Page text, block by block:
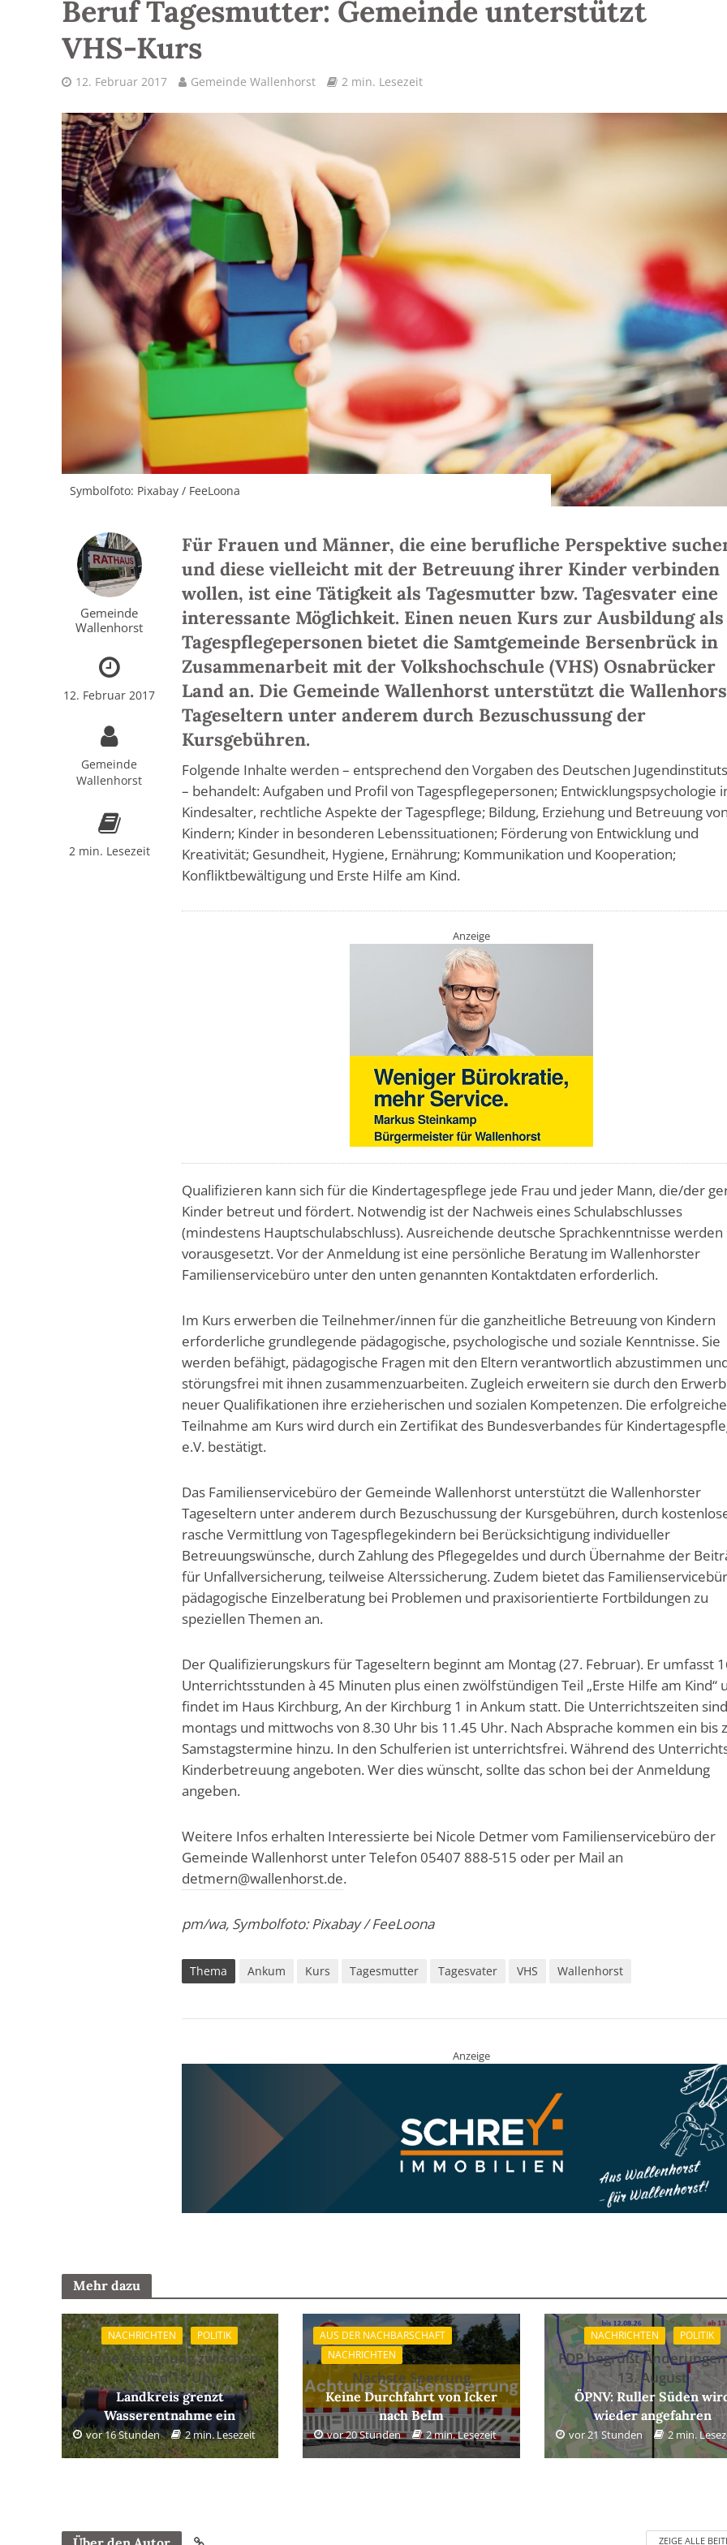
Beruf Tagesmutter: Gemeinde unterstützt
VHS-Kurs
12. Februar 2017 Gemeinde Wallenhorst 2 min. Lesezeit
Symbolfoto: Pixabay / FeeLoona
Gemeinde
Wallenhorst
12. Februar 2017
Gemeinde
Wallenhorst
2 min. Lesezeit
Für Frauen und Männer, die eine berufliche Perspektive
und diese vielleicht mit der Betreuung ihrer Kinder verbinden
wollen, ist eine Tätigkeit als Tagesmutter bzw. Tagesvater eine
interessante Möglichkeit. Einen neuen Kurs zur Ausbildung als
Tagespflegepersonen bietet die Samtgemeinde Bersenbrück in
Zusammenarbeit mit der Volkshochschule (VHS) Osnabrücker
Land an. Die Gemeinde Wallenhorst unterstützt die
Tageseltern unter anderem durch Bezuschussung der
Kursgebühren.
Folgende Inhalte werden – entsprechend den Vorgaben des Deutschen Jugendinstituts
– behandelt: Aufgaben und Profil von Tagespflegepersonen; Entwicklungspsychologie
Kindesalter, rechtliche Aspekte der Tagespflege; Bildung, Erziehung und Betreuung von
Kindern; Kinder in besonderen Lebenssituationen; Förderung von Entwicklung und
Kreativität; Gesundheit, Hygiene, Ernährung; Kommunikation und Kooperation;
Konfliktbewältigung und Erste Hilfe am Kind.
Anzeige
Qualifizieren kann sich für die Kindertagespflege jede Frau und jeder Mann, die/der
Kinder betreut und fördert. Notwendig ist der Nachweis eines Schulabschlusses
(mindestens Hauptschulabschluss). Ausreichende deutsche Sprachkenntnisse werden
vorausgesetzt. Vor der Anmeldung ist eine persönliche Beratung im Wallenhorster
Familienservicebüro unter den unten genannten Kontaktdaten erforderlich.
Im Kurs erwerben die Teilnehmer/innen für die ganzheitliche Betreuung von Kindern
erforderliche grundlegende pädagogische, psychologische und soziale Kenntnisse. Sie
werden befähigt, pädagogische Fragen mit den Eltern verantwortlich abzustimmen
störungsfrei mit ihnen zusammenzuarbeiten. Zugleich erweitern sie durch den Erwerb
neuer Qualifikationen ihre erzieherischen und sozialen Kompetenzen. Die erfolgreiche
Teilnahme am Kurs wird durch ein Zertifikat des Bundesverbandes für
e.V. bestätigt.
Das Familienservicebüro der Gemeinde Wallenhorst unterstützt die Wallenhorster
Tageseltern unter anderem durch Bezuschussung der Kursgebühren, durch
rasche Vermittlung von Tagespflegekindern bei Berücksichtigung individueller
Betreuungswünsche, durch Zahlung des Pflegegeldes und durch Übernahme der
für Unfallversicherung, teilweise Alterssicherung. Zudem bietet das
pädagogische Einzelberatung bei Problemen und praxisorientierte Fortbildungen zu
speziellen Themen an.
Der Qualifizierungskurs für Tageseltern beginnt am Montag (27. Februar). Er umfasst
Unterrichtsstunden à 45 Minuten plus einen zwölfstündigen Teil „Erste Hilfe am Kind“
findet im Haus Kirchburg, An der Kirchburg 1 in Ankum statt. Die Unterrichtszeiten sind
montags und mittwochs von 8.30 Uhr bis 11.45 Uhr. Nach Absprache kommen ein bis
Samstagstermine hinzu. In den Schulferien ist unterrichtsfrei. Während des
Kinderbetreuung angeboten. Wer dies wünscht, sollte das schon bei der Anmeldung
angeben.
Weitere Infos erhalten Interessierte bei Nicole Detmer vom Familienservicebüro der
Gemeinde Wallenhorst unter Telefon 05407 888-515 oder per Mail an
detmern@wallenhorst.de.
pm/wa, Symbolfoto: Pixabay / FeeLoona
Thema Ankum Kurs Tagesmutter Tagesvater VHS Wallenhorst
Anzeige
Mehr dazu
NACHRICHTEN POLITIK
Keine Beregnung zwischen
12 und 18 Uhr
Landkreis grenzt
Wasserentnahme ein
vor 16 Stunden 2 min. Lesezeit
AUS DER NACHBARSCHAFT
NACHRICHTEN
Nächste Sperrung
Keine Durchfahrt von Icker
nach Belm
vor 20 Stunden 2 min. Lesezeit
NACHRICHTEN POLITIK
FDP begrüßt
13. August
ÖPNV: Ruller Süden
wieder angefahren
vor 21 Stunden 2 min.
ZEIGE ALLE